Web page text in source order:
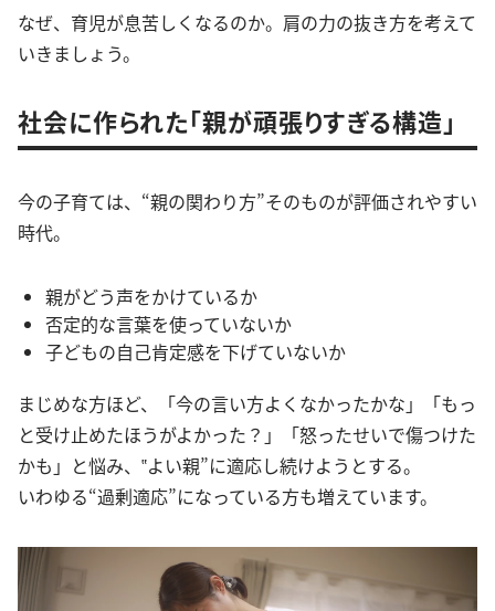
なぜ、育児が息苦しくなるのか。肩の力の抜き方を考えて
いきましょう。
社会に作られた「親が頑張りすぎる構造」
今の子育ては、“親の関わり方”そのものが評価されやすい
時代。
親がどう声をかけているか
否定的な言葉を使っていないか
子どもの自己肯定感を下げていないか
まじめな方ほど、「今の言い方よくなかったかな」「もっ
と受け止めたほうがよかった？」「怒ったせいで傷つけた
かも」と悩み、‟よい親”に適応し続けようとする。
いわゆる“過剰適応”になっている方も増えています。